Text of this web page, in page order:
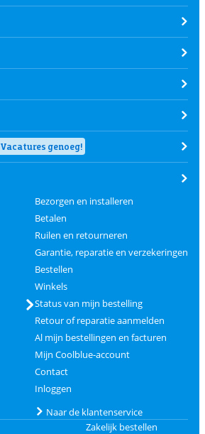
Vacatures genoeg!
Bezorgen en installeren
Betalen
Ruilen en retourneren
Garantie, reparatie en verzekeringen
Bestellen
Winkels
Status van mijn bestelling
Retour of reparatie aanmelden
Al mijn bestellingen en facturen
Mijn Coolblue-account
Contact
Inloggen
Naar de klantenservice
Zakelijk bestellen